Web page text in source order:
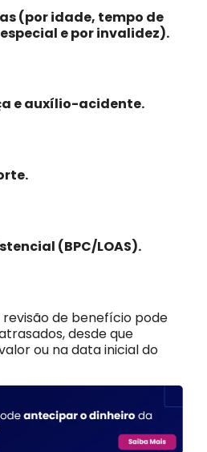
(por idade, tempo de
e por invalidez).
e auxílio-acidente.
(BPC/LOAS).
revisão de benefício pode
desde que
ou na data inicial do